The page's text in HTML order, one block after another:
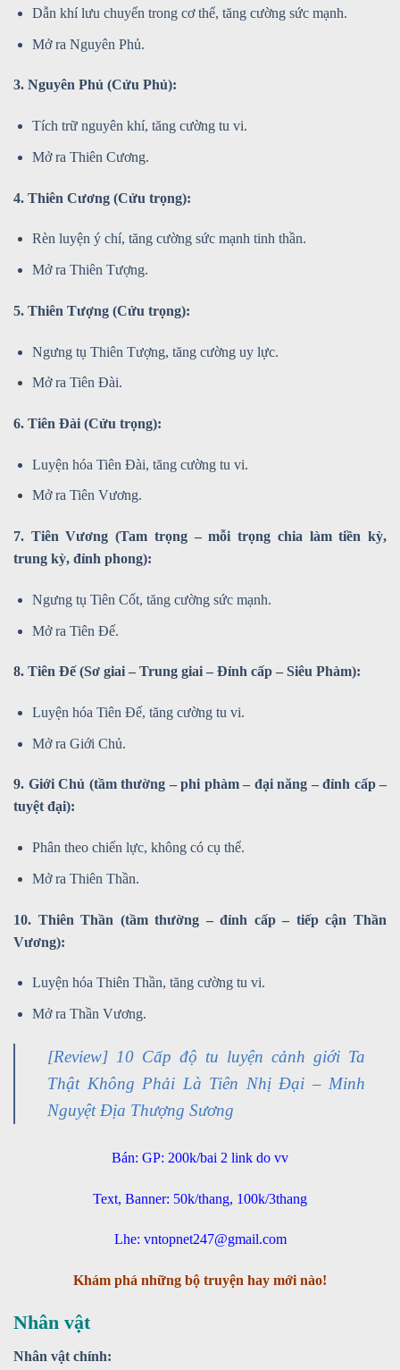
Dẫn khí lưu chuyển trong cơ thể, tăng cường sức mạnh.
Mở ra Nguyên Phủ.
3. Nguyên Phủ (Cửu Phủ):
Tích trữ nguyên khí, tăng cường tu vi.
Mở ra Thiên Cương.
4. Thiên Cương (Cửu trọng):
Rèn luyện ý chí, tăng cường sức mạnh tinh thần.
Mở ra Thiên Tượng.
5. Thiên Tượng (Cửu trọng):
Ngưng tụ Thiên Tượng, tăng cường uy lực.
Mở ra Tiên Đài.
6. Tiên Đài (Cửu trọng):
Luyện hóa Tiên Đài, tăng cường tu vi.
Mở ra Tiên Vương.
7. Tiên Vương (Tam trọng – mỗi trọng chia làm tiền kỳ,
trung kỳ, đỉnh phong):
Ngưng tụ Tiên Cốt, tăng cường sức mạnh.
Mở ra Tiên Đế.
8. Tiên Đế (Sơ giai – Trung giai – Đỉnh cấp – Siêu Phàm):
Luyện hóa Tiên Đế, tăng cường tu vi.
Mở ra Giới Chủ.
9. Giới Chủ (tầm thường – phi phàm – đại năng – đỉnh cấp –
tuyệt đại):
Phân theo chiến lực, không có cụ thể.
Mở ra Thiên Thần.
10. Thiên Thần (tầm thường – đỉnh cấp – tiếp cận Thần
Vương):
Luyện hóa Thiên Thần, tăng cường tu vi.
Mở ra Thần Vương.
[Review] 10 Cấp độ tu luyện cảnh giới Ta
Thật Không Phải Là Tiên Nhị Đại – Minh
Nguyệt Địa Thượng Sương
Bán: GP: 200k/bai 2 link do vv
Text, Banner: 50k/thang, 100k/3thang
Lhe: vntopnet247@gmail.com
Khám phá những bộ truyện hay mới nào!
Nhân vật
Nhân vật chính: